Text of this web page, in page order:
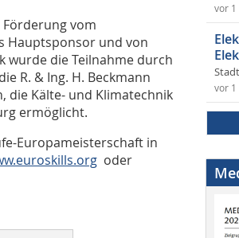
vom
Hauptsponsor und von
wurde die Teilnahme durch
R. & Ing. H. Beckmann
die Kälte- und Klimatechnik
ermöglicht.
Europameisterschaft in
oder
vor 1
vor 1